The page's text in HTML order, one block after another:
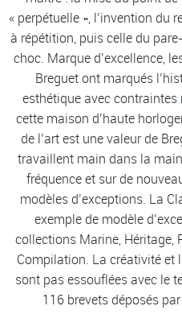
« perpétuelle », l’invention du
à répétition, puis celle du
choc. Marque d’excellence,
Breguet ont marqués
esthétique avec
cette maison d’haute
de l’art est une valeur de
travaillent main dans la
fréquence et sur de
modèles d’exceptions. La
exemple de modèle
collections Marine, Héritage,
Compilation. La créativité et
sont pas essouflées avec le
116 brevets déposés